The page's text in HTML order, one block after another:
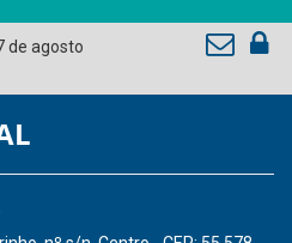
de Pernambuco
de Pernambuco
Municípios - CNM